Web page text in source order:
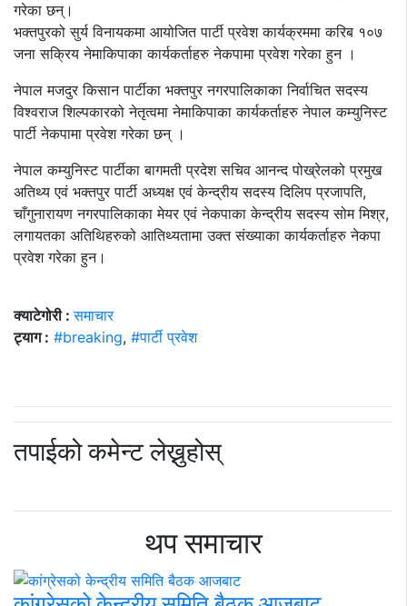
गरेका छन्।
भक्तपुरको सुर्य विनायकमा आयोजित पार्टी प्रवेश कार्यक्रममा करिब १०७
जना सक्रिय नेमाकिपाका कार्यकर्ताहरु नेकपामा प्रवेश गरेका हुन ।
नेपाल मजदुर किसान पार्टीका भक्तपुर नगरपालिकाका निर्वाचित सदस्य
विश्वराज शिल्पकारको नेतृत्वमा नेमाकिपाका कार्यकर्ताहरु नेपाल कम्युनिस्ट
पार्टी नेकपामा प्रवेश गरेका छन् ।
नेपाल कम्युनिस्ट पार्टीका बागमती प्रदेश सचिव आनन्द पोख्रेलको प्रमुख
अतिथ्य एवं भक्तपुर पार्टी अध्यक्ष एवं केन्द्रीय सदस्य दिलिप प्रजापति,
चाँगुनारायण नगरपालिकाका मेयर एवं नेकपाका केन्द्रीय सदस्य सोम मिश्र,
लगायतका अतिथिहरुको आतिथ्यतामा उक्त संख्याका कार्यकर्ताहरु नेकपा
प्रवेश गरेका हुन।
क्याटेगोरी :समाचार
ट्याग : #breaking, #पार्टी प्रवेश
तपाईको कमेन्ट लेख्नुहोस्
थप समाचार